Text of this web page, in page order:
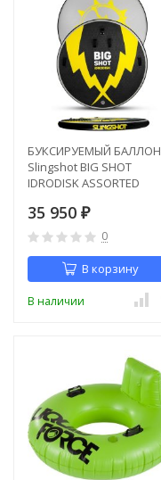
БУКСИРУЕМЫЙ БАЛЛОН
Slingshot BIG SHOT
IDRODISK ASSORTED
35 950 ₽
0
В корзину
В наличии